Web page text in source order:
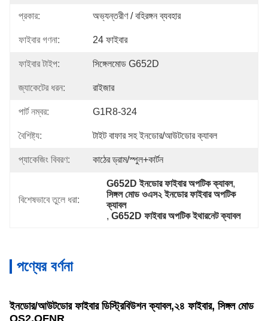
প্রকার: অভ্যন্তরীণ / বহিরঙ্গন ব্যবহার
ফাইবার গণনা: 24 ফাইবার
ফাইবার টাইপ: সিঙ্গেলমোড G652D
জ্যাকেটের ধরন: রাইজার
পার্ট নম্বর: G1R8-324
বৈশিষ্ট্য: টাইট বাফার সহ ইনডোর/আউটডোর ক্যাবল
প্যাকেজিং বিবরণ: কাঠের ড্রাম/স্পুল+কার্টন
বিশেষভাবে তুলে ধরা:
G652D ইনডোর ফাইবার অপটিক ক্যাবল,
সিঙ্গল মোড ওএস২ ইনডোর ফাইবার অপটিক
ক্যাবল
, G652D ফাইবার অপটিক ইথারনেট ক্যাবল
পণ্যের বর্ণনা
ইনডোর/আউটডোর ফাইবার ডিস্ট্রিবিউশন ক্যাবল,২৪ ফাইবার, সিঙ্গল মোড
OS2,OFNR